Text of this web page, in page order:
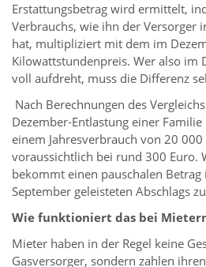
Erstattungsbetrag wird ermittelt,
Verbrauchs, wie ihn der Versorger
hat, multipliziert mit dem im
Kilowattstundenpreis. Wer also im
voll aufdreht, muss die Differenz
Nach Berechnungen des
Dezember-Entlastung einer
einem Jahresverbrauch von 20
voraussichtlich bei rund 300 Euro.
bekommt einen pauschalen Betrag
September geleisteten Abschlags
Wie funktioniert das bei
Mieter haben in der Regel keine
Gasversorger, sondern zahlen